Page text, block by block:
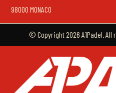
98000 MONACO
© Copyright 2026 A1Padel. All